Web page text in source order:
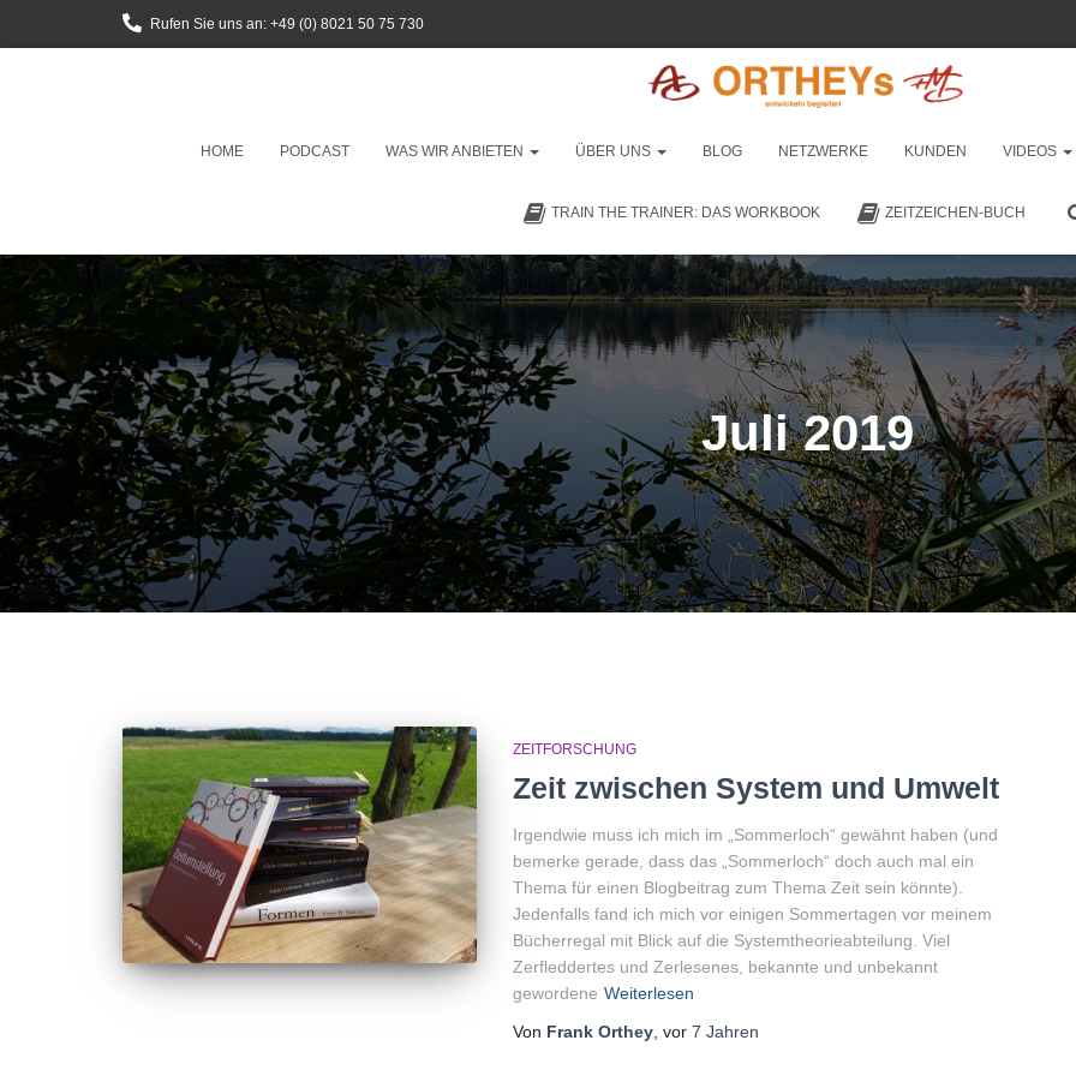
Rufen Sie uns an: +49 (0) 8021 50 75 730
HOME PODCAST WAS WIR ANBIETEN ÜBER UNS BLOG NETZWERKE KUNDEN VIDEOS
TRAIN THE TRAINER: DAS WORKBOOK ZEITZEICHEN-BUCH
Juli 2019
ZEITFORSCHUNG
Zeit zwischen System und Umwelt
Irgendwie muss ich mich im „Sommerloch“ gewähnt haben (und
bemerke gerade, dass das „Sommerloch“ doch auch mal ein
Thema für einen Blogbeitrag zum Thema Zeit sein könnte).
Jedenfalls fand ich mich vor einigen Sommertagen vor meinem
Bücherregal mit Blick auf die Systemtheorieabteilung. Viel
Zerfleddertes und Zerlesenes, bekannte und unbekannt
gewordene Weiterlesen
Von Frank Orthey , vor 7 Jahren